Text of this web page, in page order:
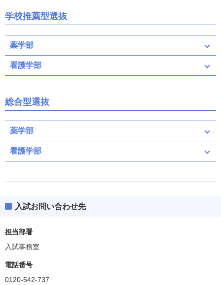
学校推薦型選抜
薬学部
看護学部
総合型選抜
薬学部
看護学部
入試お問い合わせ先
担当部署
入試事務室
電話番号
0120-542-737